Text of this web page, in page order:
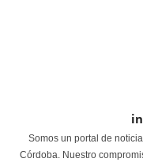
Somos un portal de
Córdoba. Nuestro